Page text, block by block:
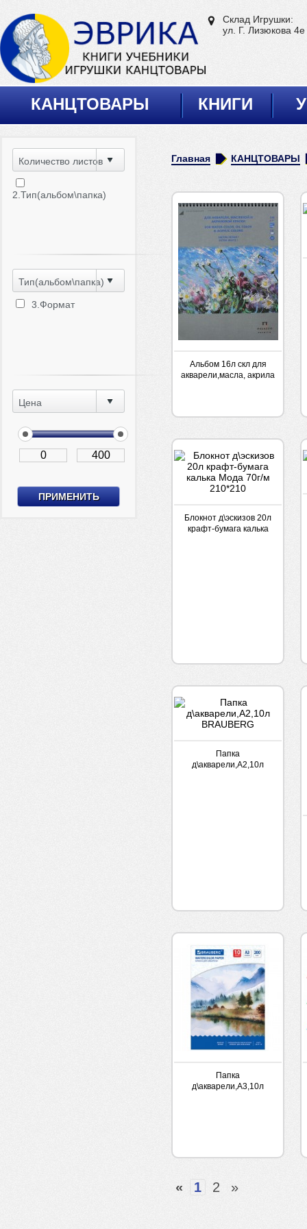
Склад Игрушки:
ул. Г. Лизюкова 4е
КАНЦТОВАРЫ КНИГИ
Количество листов
2.Тип(альбом\папка)
Тип(альбом\папка)
3.Формат
Цена
Главная КАНЦТОВАРЫ
Альбом 16л скл для
акварели,масла, акрила
Блокнот д\эскизов 20л
крафт-бумага калька
Папка
д\акварели,А2,10л
Папка
д\акварели,А3,10л
« 1 2 »